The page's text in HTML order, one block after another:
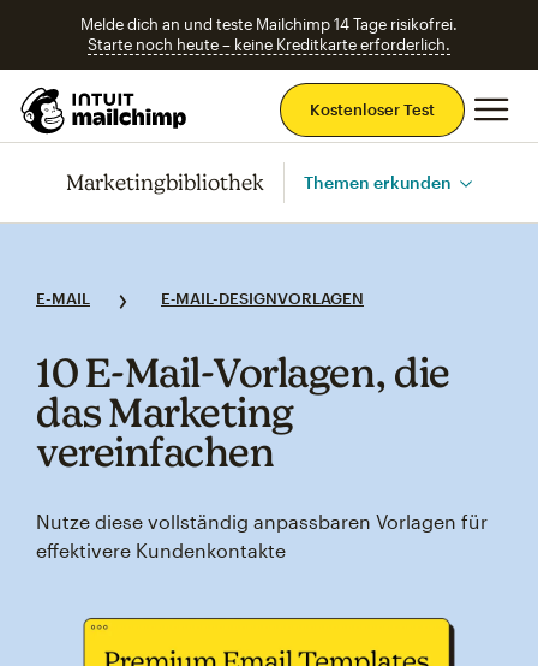
Melde dich an und teste Mailchimp 14 Tage risikofrei.
Starte noch heute – keine Kreditkarte erforderlich.
Kostenloser Test
Marketingbibliothek Themen erkunden
E-MAIL E‑MAIL-DESIGNVORLAGEN
10 E‑Mail‑Vorlagen, die
das Marketing
vereinfachen
Nutze diese vollständig anpassbaren Vorlagen für
effektivere Kundenkontakte